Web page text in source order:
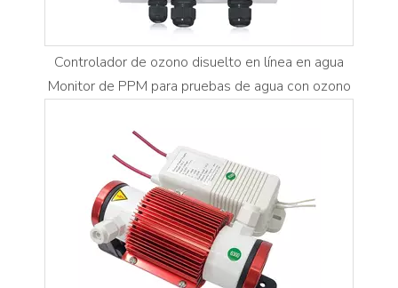
Controlador de ozono disuelto en línea en agua
Monitor de PPM para pruebas de agua con ozono